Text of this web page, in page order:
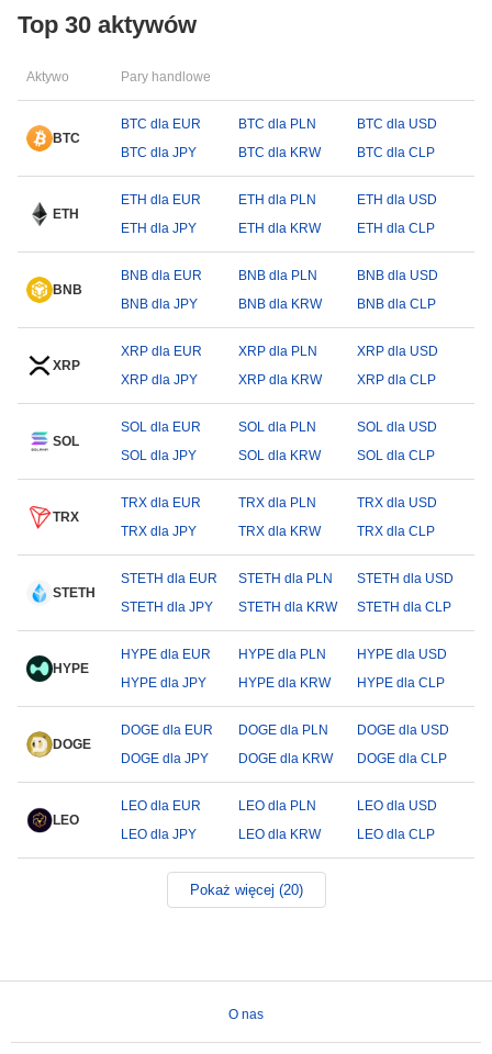
Top 30 aktywów
Aktywo Pary handlowe
BTC
BTC dla EUR BTC dla PLN
BTC dla USD
BTC dla JPY
BTC dla KRW BTC dla CLP
ETH
ETH dla EUR ETH dla PLN
ETH dla USD
ETH dla JPY
ETH dla KRW ETH dla CLP
BNB
BNB dla EUR BNB dla PLN
BNB dla USD
BNB dla JPY
BNB dla KRW BNB dla CLP
XRP
XRP dla EUR XRP dla PLN
XRP dla USD
XRP dla JPY
XRP dla KRW XRP dla CLP
SOL
SOL dla EUR SOL dla PLN
SOL dla USD
SOL dla JPY
SOL dla KRW SOL dla CLP
TRX
TRX dla EUR TRX dla PLN
TRX dla USD
TRX dla JPY
TRX dla KRW TRX dla CLP
STETH
STETH dla EUR STETH dla PLN
STETH dla USD
STETH dla JPY
STETH dla KRW STETH dla CLP
HYPE
HYPE dla EUR HYPE dla PLN
HYPE dla USD
HYPE dla JPY
HYPE dla KRW HYPE dla CLP
DOGE
DOGE dla EUR DOGE dla PLN
DOGE dla USD
DOGE dla JPY
DOGE dla KRW DOGE dla CLP
LEO
LEO dla EUR LEO dla PLN
LEO dla USD
LEO dla JPY
LEO dla KRW LEO dla CLP
Pokaż więcej (20)
O nas